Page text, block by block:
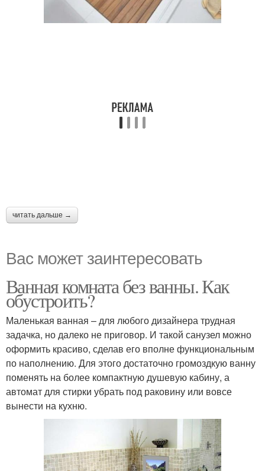
читать дальше →
Вас может заинтересовать
Ванная комната без ванны. Как
обустроить?
Маленькая ванная – для любого дизайнера трудная
задачка, но далеко не приговор. И такой санузел можно
оформить красиво, сделав его вполне функциональным
по наполнению. Для этого достаточно громоздкую ванну
поменять на более компактную душевую кабину, а
автомат для стирки убрать под раковину или вовсе
вынести на кухню.